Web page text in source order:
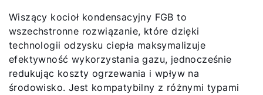
Wiszący kocioł kondensacyjny FGB to
wszechstronne rozwiązanie, które dzięki
technologii odzysku ciepła maksymalizuje
efektywność wykorzystania gazu, jednocześnie
redukując koszty ogrzewania i wpływ na
środowisko. Jest kompatybilny z różnymi typami